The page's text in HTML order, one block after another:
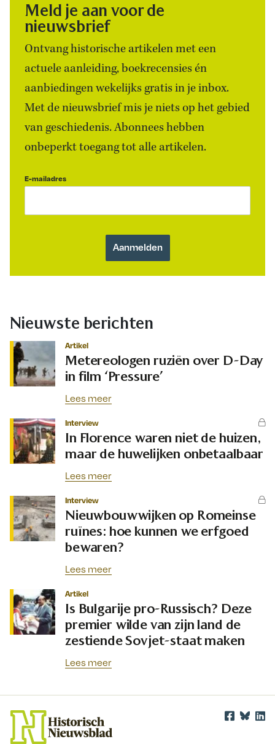
Meld je aan voor de
nieuwsbrief
Ontvang historische artikelen met een
actuele aanleiding, boekrecensies én
aanbiedingen wekelijks gratis in je inbox.
Met de nieuwsbrief mis je niets op het gebied
van geschiedenis. Abonnees hebben
onbeperkt toegang tot alle artikelen.
E-mailadres
Nieuwste berichten
Artikel
Metereologen ruziën over D-Day
in film ‘Pressure’
Lees meer
Interview
In Florence waren niet de huizen,
maar de huwelijken onbetaalbaar
Lees meer
Interview
Nieuwbouwwijken op Romeinse
ruïnes: hoe kunnen we erfgoed
bewaren?
Lees meer
Artikel
Is Bulgarije pro-Russisch? Deze
premier wilde van zijn land de
zestiende Sovjet-staat maken
Lees meer